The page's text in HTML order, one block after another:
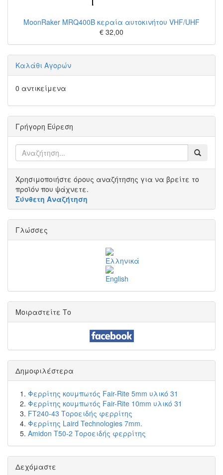
MoonRaker MRQ400B κεραία αυτοκινήτου VHF/UHF
€ 32,00
Καλάθι Αγορών
0 αντικείμενα
Γρήγορη Εύρεση
Χρησιμοποιήστε όρους αναζήτησης για να βρείτε το
προϊόν που ψάχνετε.
Σύνθετη Αναζήτηση
Γλώσσες
Μοιραστείτε Το
Δημοφιλέστερα
Φερρίτης κουμπωτός Fair-Rite 5mm υλικό 31
Φερρίτης κουμπωτός Fair-Rite 10mm υλικό 31
FT240-43 Τοροειδής φερρίτης
Φερρίτης Laird Technologies 7mm.
Amidon T50-2 Τοροειδής φερρίτης
Δεχόμαστε